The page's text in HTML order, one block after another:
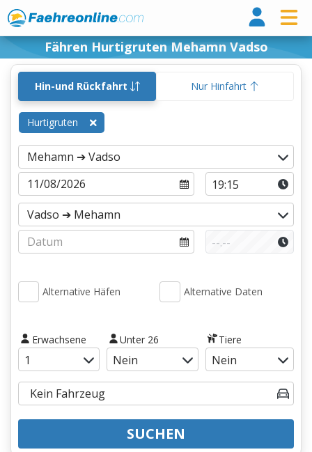
Fähren Hurtigruten Mehamn Vadso
Hin-und Rückfahrt Nur Hinfahrt
Hurtigruten
Alternative Häfen Alternative Daten
Erwachsene Unter 26 Tiere
SUCHEN